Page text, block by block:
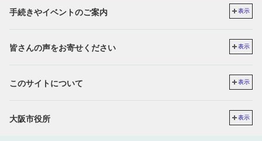
手続きやイベントのご案内 表示
皆さんの声をお寄せください 表示
このサイトについて 表示
大阪市役所 表示